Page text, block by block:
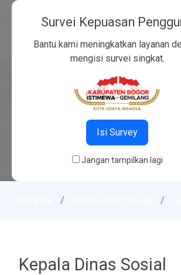
Ashar 15:23
Kepala Dinas Sosial
Survei Kepuasan
Bantu kami meningkatkan layanan
mengisi survei singkat.
Isi Survey
Jangan tampilkan lagi